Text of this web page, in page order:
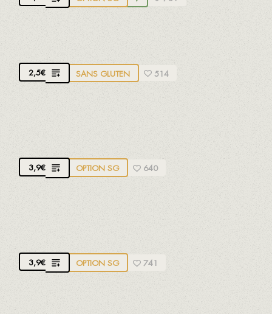
2,5€ SANS GLUTEN 514
PAIN À L'AIL ET À L'HUILE D'OLIVE
3,9€ OPTION SG 640
Pain croustillant grillé
3,9€ OPTION SG 741